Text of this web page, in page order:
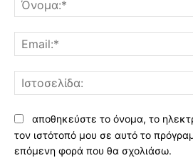
αποθηκεύστε το όνομα, το
τον ιστότοπό μου σε αυτό το
επόμενη φορά που θα σχολιάσω.